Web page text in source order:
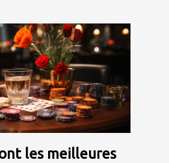
les meilleures